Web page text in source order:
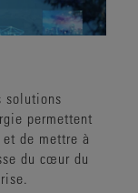
solutions
permettent
de mettre à
du cœur du